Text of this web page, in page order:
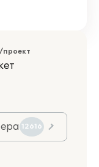
проект
12616